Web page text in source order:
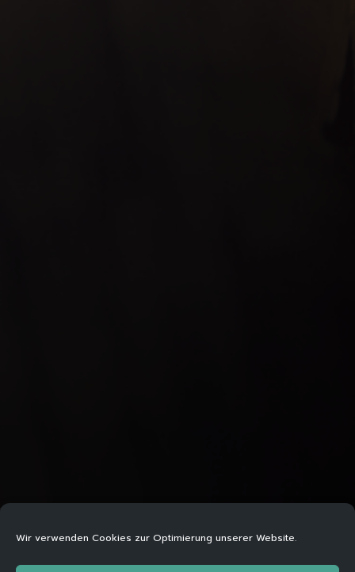
Wir verwenden Cookies zur Optimierung unserer Website.